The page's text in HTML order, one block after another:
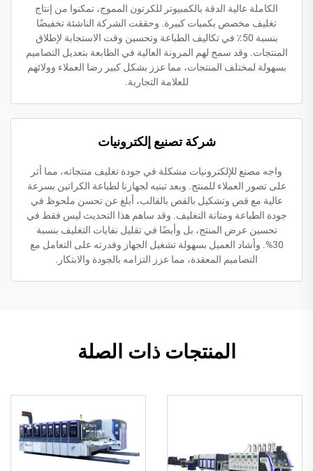
الكاملة عالية الدقة بالكمبيوتر للكرتون المموج، تمكنوا من إنتاج
تغليف مخصص بكميات كبيرة. وحققت الشركة الناشئة تخفيضًا
بنسبة 50٪ في تكاليف الطباعة وتحسين وقت الاستجابة لإطلاق
المنتجات. وقد سمح لهم المرونة العالية في الطابعة بتعديل التصاميم
بسهولة لمختلف المنتجات، مما عزز بشكل كبير رضا العملاء وولائهم
للعلامة التجارية.
شركة تصنيع إلكترونيات
واجه مصنع للإلكترونيات مشكلة في جودة تغليف منتجاته، مما أثر
على تصور العملاء للمنتج. وبعد تبنيه لجهازنا لطباعة الكراتين بسرعة
عالية مع قص وتشكيل بالقص بالقالب، أبلغ عن تحسن ملحوظ في
جودة الطباعة ومتانة التغليف. وقد ساهم هذا التحديث ليس فقط في
تحسين عرض المنتج، بل وأيضًا في تقليل نفايات التغليف بنسبة
30%. وأشاد العميل بسهولة تشغيل الجهاز وقدرته على التعامل مع
التصاميم المعقدة، مما عزز التزامه بالجودة والابتكار.
المنتجات ذات الصلة